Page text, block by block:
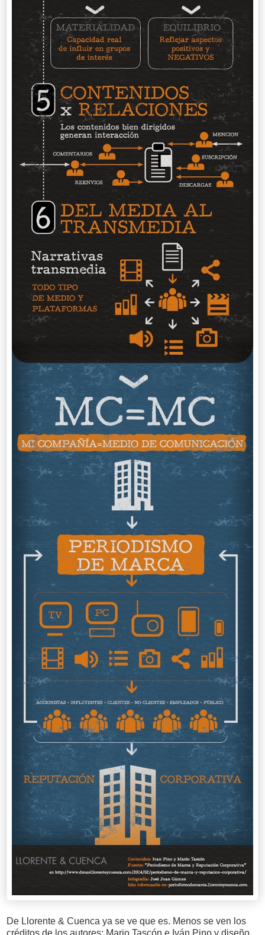
De Llorente & Cuenca ya se ve que es. Menos se ven los
créditos de los autores: Mario Tascón e Iván Pino y diseño